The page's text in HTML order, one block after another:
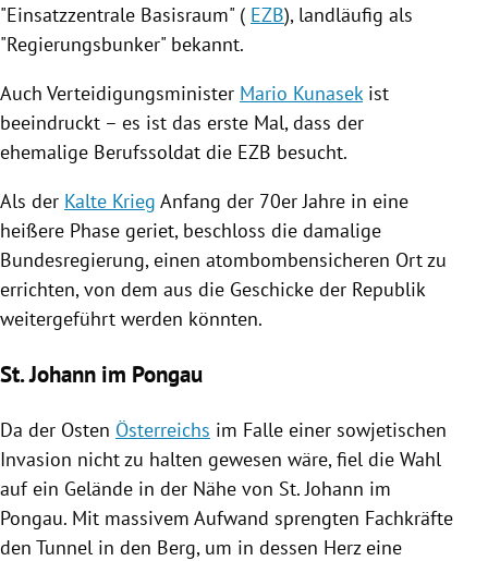
"Einsatzzentrale Basisraum" ( EZB), landläufig als
"Regierungsbunker" bekannt.
Auch Verteidigungsminister Mario Kunasekist
beeindruckt – es ist das erste Mal, dass der
ehemalige Berufssoldat die EZB besucht.
Als der Kalte Krieg Anfang der 70er Jahre in eine
heißere Phase geriet, beschloss die damalige
Bundesregierung, einen atombombensicheren Ort zu
errichten, von dem aus die Geschicke der Republik
weitergeführt werden könnten.
St. Johann im Pongau
Da der Osten Österreichs im Falle einer sowjetischen
Invasion nicht zu halten gewesen wäre, fiel die Wahl
auf ein Gelände in der Nähe von St. Johann im
Pongau. Mit massivem Aufwand sprengten Fachkräfte
den Tunnel in den Berg, um in dessen Herz eine